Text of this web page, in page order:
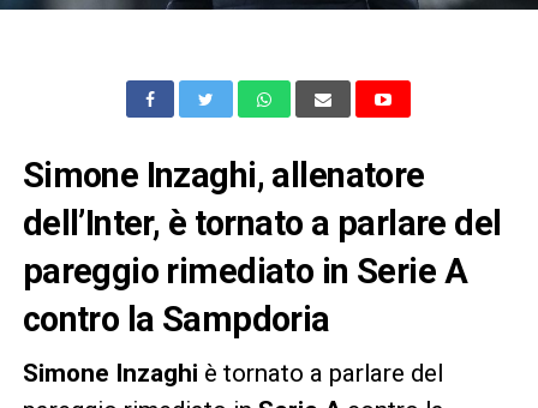
Simone Inzaghi, allenatore
dell’Inter, è tornato a parlare del
pareggio rimediato in Serie A
contro la Sampdoria
Simone Inzaghi è tornato a parlare del